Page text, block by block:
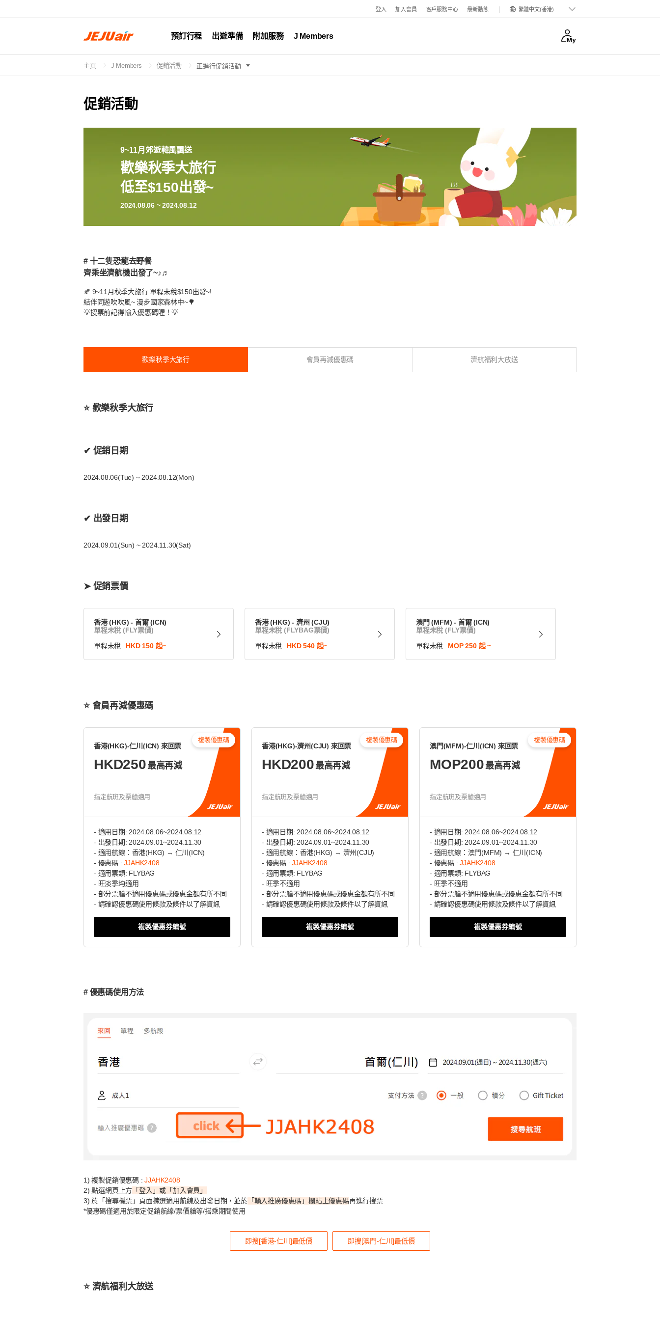
登入 加入會員 客戶服務中心 最新動態 繁體中文(香港)
預訂行程 出遊準備 附加服務 J Members
主頁 J Members 促銷活動 正進行促銷活動
促銷活動
9~11月郊遊韓風飄送
歡樂秋季大旅行
低至$150出發~
2024.08.06 ~ 2024.08.12
# 十二隻恐龍去野餐
齊乘坐濟航機出發了~♪♬
🍂 9~11月秋季大旅行 單程未稅$150出發~!
結伴同遊吹吹風~ 漫步國家森林中~🌳
💡搜票前記得輸入優惠碼喔！💡
歡樂秋季大旅行 會員再減優惠碼 濟航福利大放送
⭐️ 歡樂秋季大旅行
✔ 促銷日期
2024.08.06(Tue) ~ 2024.08.12(Mon)
✔ 出發日期
2024.09.01(Sun) ~ 2024.11.30(Sat)
➤ 促銷票價
香港 (HKG) - 首爾 (ICN)
單程未稅 (FLY票價)
單程未稅
HKD 150 起~
香港 (HKG) - 濟州 (CJU)
單程未稅 (FLYBAG票價)
單程未稅
HKD 540 起~
澳門 (MFM) - 首爾 (ICN)
單程未稅 (FLY票價)
單程未稅
MOP 250 起 ~
⭐️ 會員再減優惠碼
香港(HKG)-仁川(ICN) 來回票
HKD250最高再減
指定航班及票艙適用
複製優惠碼
- 適用日期: 2024.08.06~2024.08.12
- 出發日期: 2024.09.01~2024.11.30
- 適用航線：香港(HKG) → 仁川(ICN)
- 優惠碼 :JJAHK2408
- 適用票類: FLYBAG
- 旺淡季均適用
- 部分票艙不適用優惠碼或優惠金額有所不同
- 請確認優惠碼使用條款及條件以了解資訊
複製優惠券編號
香港(HKG)-濟州(CJU) 來回票
HKD200最高再減
指定航班及票艙適用
複製優惠碼
- 適用日期: 2024.08.06~2024.08.12
- 出發日期: 2024.09.01~2024.11.30
- 適用航線：香港(HKG) → 濟州(CJU)
- 優惠碼 :JJAHK2408
- 適用票類: FLYBAG
- 旺季不適用
- 部分票艙不適用優惠碼或優惠金額有所不同
- 請確認優惠碼使用條款及條件以了解資訊
複製優惠券編號
澳門(MFM)-仁川(ICN) 來回票
MOP200最高再減
指定航班及票艙適用
複製優惠碼
- 適用日期: 2024.08.06~2024.08.12
- 出發日期: 2024.09.01~2024.11.30
- 適用航線：澳門(MFM) → 仁川(ICN)
- 優惠碼 :JJAHK2408
- 適用票類: FLYBAG
- 旺季不適用
- 部分票艙不適用優惠碼或優惠金額有所不同
- 請確認優惠碼使用條款及條件以了解資訊
複製優惠券編號
# 優惠碼使用方法
1) 複製促銷優惠碼 :JJAHK2408
2) 點選網頁上方 「登入」或「加入會員」
3) 於「搜尋機票」頁面揀選適用航線及出發日期，並於「輸入推廣優惠碼」欄貼上優惠碼再進行搜票
*優惠碼僅適用於限定促銷航線/票價艙等/搭乘期間使用
即搜[香港-仁川]最低價 即搜[澳門-仁川]最低價
⭐️ 濟航福利大放送